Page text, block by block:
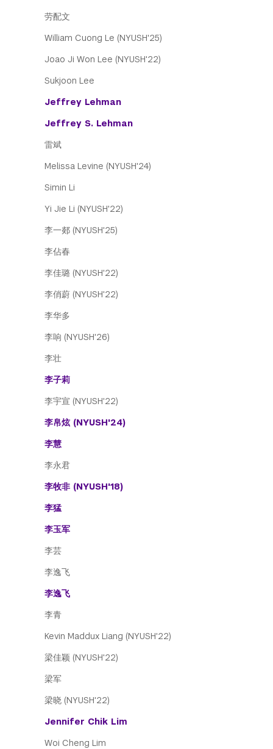
劳配文
William Cuong Le (NYUSH'25)
Joao Ji Won Lee (NYUSH'22)
Sukjoon Lee
Jeffrey Lehman
Jeffrey S. Lehman
雷斌
Melissa Levine (NYUSH'24)
Simin Li
Yi Jie Li (NYUSH'22)
李一郯 (NYUSH'25)
李佔春
李佳璐 (NYUSH'22)
李俏蔚 (NYUSH'22)
李华多
李响 (NYUSH'26)
李壮
李子莉
李宇宣 (NYUSH'22)
李帛炫 (NYUSH'24)
李慧
李永君
李牧非 (NYUSH'18)
李猛
李玉军
李芸
李逸飞
李逸飞
李青
Kevin Maddux Liang (NYUSH'22)
梁佳颖 (NYUSH'22)
梁军
梁晓 (NYUSH'22)
Jennifer Chik Lim
Woi Cheng Lim